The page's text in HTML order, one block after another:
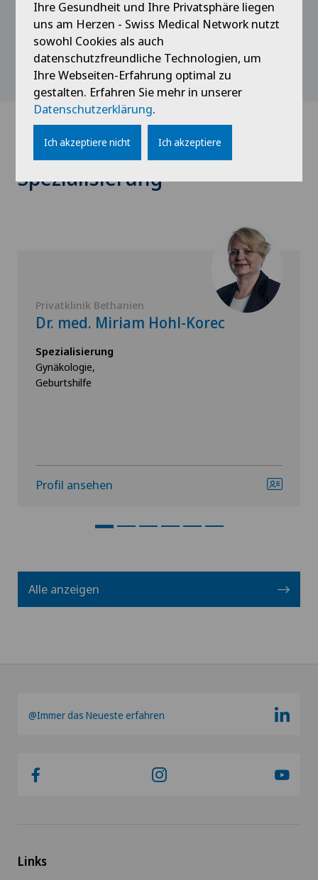
Abschluss Medizinstudium
Staatsexamen, Universität Leipzig
Ärzte mit dieser
Spezialisierung
Privatklinik Bethanien
Dr. med. Miriam Hohl-Korec
Spezialisierung
Gynäkologie,
Geburtshilfe
Profil ansehen
Alle anzeigen
@Immer das Neueste erfahren
Links
Ihre Gesundheit und Ihre Privatsphäre liegen
uns am Herzen - Swiss Medical Network nutzt
sowohl Cookies als auch
datenschutzfreundliche Technologien, um
Ihre Webseiten-Erfahrung optimal zu
gestalten. Erfahren Sie mehr in unserer
Datenschutzerklärung.
Ich akzeptiere nicht Ich akzeptiere